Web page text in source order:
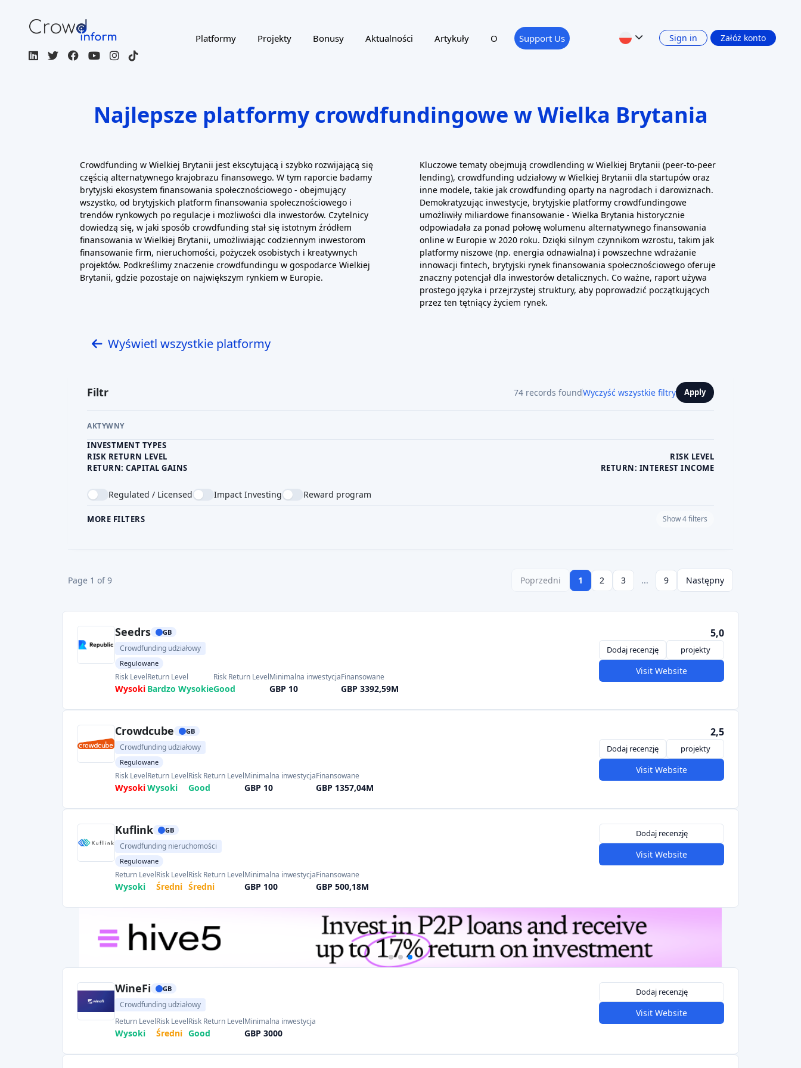
Platformy Projekty Bonusy Aktualności Artykuły O Support Us Sign in Załóż konto
Najlepsze platformy crowdfundingowe w Wielka Brytania
Crowdfunding w Wielkiej Brytanii jest ekscytującą i szybko rozwijającą się
częścią alternatywnego krajobrazu finansowego. W tym raporcie badamy
brytyjski ekosystem finansowania społecznościowego - obejmujący
wszystko, od brytyjskich platform finansowania społecznościowego i
trendów rynkowych po regulacje i możliwości dla inwestorów. Czytelnicy
dowiedzą się, w jaki sposób crowdfunding stał się istotnym źródłem
finansowania w Wielkiej Brytanii, umożliwiając codziennym inwestorom
finansowanie firm, nieruchomości, pożyczek osobistych i kreatywnych
projektów. Podkreślimy znaczenie crowdfundingu w gospodarce Wielkiej
Brytanii, gdzie pozostaje on największym rynkiem w Europie.
Kluczowe tematy obejmują crowdlending w Wielkiej Brytanii (peer-to-peer
lending), crowdfunding udziałowy w Wielkiej Brytanii dla startupów oraz
inne modele, takie jak crowdfunding oparty na nagrodach i darowiznach.
Demokratyzując inwestycje, brytyjskie platformy crowdfundingowe
umożliwiły miliardowe finansowanie - Wielka Brytania historycznie
odpowiadała za ponad połowę wolumenu alternatywnego finansowania
online w Europie w 2020 roku. Dzięki silnym czynnikom wzrostu, takim jak
platformy niszowe (np. energia odnawialna) i powszechne wdrażanie
innowacji fintech, brytyjski rynek finansowania społecznościowego oferuje
znaczny potencjał dla inwestorów detalicznych. Co ważne, raport używa
prostego języka i przejrzystej struktury, aby poprowadzić początkujących
przez ten tętniący życiem rynek.
Wyświetl wszystkie platformy
Filtr 74 records foundWyczyść wszystkie filtry Apply
AKTYWNY
INVESTMENT TYPES
RISK RETURN LEVEL
RISK LEVEL
RETURN: CAPITAL GAINS
RETURN: INTEREST INCOME
Regulated / Licensed Impact Investing Reward program
MORE FILTERS Show 4 filters
Page 1 of 9 Poprzedni 1 2 3 ... 9 Następny
Seedrs GB
Crowdfunding udziałowy
Regulowane
Risk Level
Wysoki
Return Level
Bardzo Wysokie
Risk Return Level
Good
Minimalna inwestycja
GBP 10
Finansowane
GBP 3392,59M
5,0
Dodaj recenzję projekty
Visit Website
Crowdcube GB
Crowdfunding udziałowy
Regulowane
Risk Level
Wysoki
Return Level
Wysoki
Risk Return Level
Good
Minimalna inwestycja
GBP 10
Finansowane
GBP 1357,04M
2,5
Dodaj recenzję projekty
Visit Website
Kuflink GB
Crowdfunding nieruchomości
Regulowane
Return Level
Wysoki
Risk Level
Średni
Risk Return Level
Średni
Minimalna inwestycja
GBP 100
Finansowane
GBP 500,18M
Dodaj recenzję
Visit Website
WineFi GB
Crowdfunding udziałowy
Return Level
Wysoki
Risk Level
Średni
Risk Return Level
Good
Minimalna inwestycja
GBP 3000
Dodaj recenzję
Visit Website